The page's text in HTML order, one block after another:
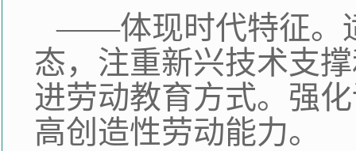
——体现时代特征。
态，注重新兴技术支
进劳动教育方式。强
高创造性劳动能力。